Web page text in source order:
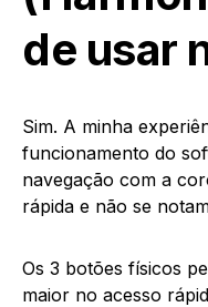
de usar
Sim. A minha
funcionamento do
navegação com a
rápida e não se
Os 3 botões físicos
maior no acesso